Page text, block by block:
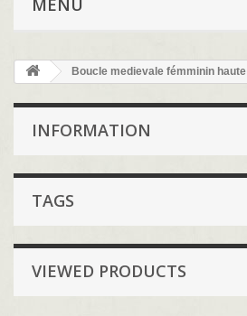
MENU
Boucle medievale fémminin haute
INFORMATION
TAGS
VIEWED PRODUCTS